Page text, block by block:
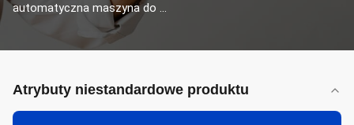
automatyczna maszyna do ...
Atrybuty niestandardowe produktu